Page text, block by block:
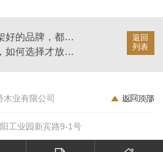
返回
列表
闭眼入的挂衣架好的品牌，都有这些共同特征！--华恩
服装衣架工厂，如何选择才放心？--华恩
木业有限公司
工业园新宾路9-1号